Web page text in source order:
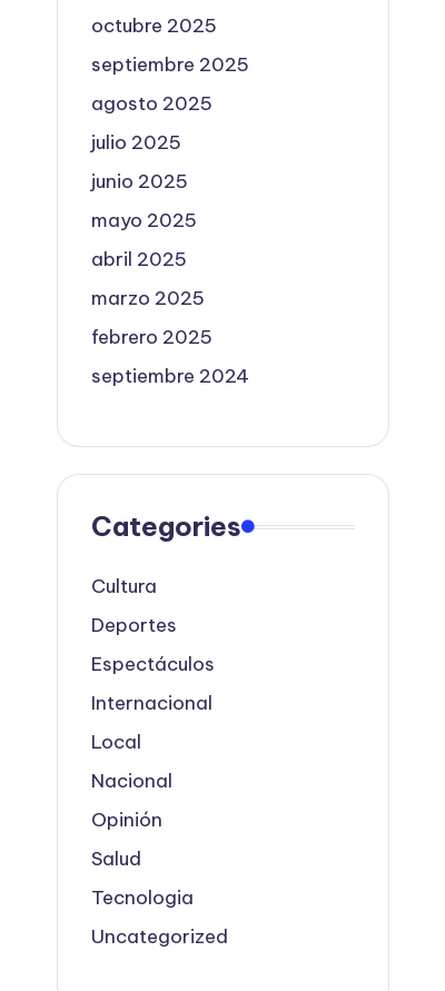
octubre 2025
septiembre 2025
agosto 2025
julio 2025
junio 2025
mayo 2025
abril 2025
marzo 2025
febrero 2025
septiembre 2024
Categories
Cultura
Deportes
Espectáculos
Internacional
Local
Nacional
Opinión
Salud
Tecnologia
Uncategorized